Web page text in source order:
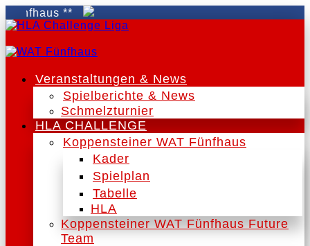
**
Veranstaltungen & News
Spielberichte & News
Schmelzturnier
HLA CHALLENGE
Koppensteiner WAT Fünfhaus
Kader
Spielplan
Tabelle
HLA
Koppensteiner WAT Fünfhaus Future
Team